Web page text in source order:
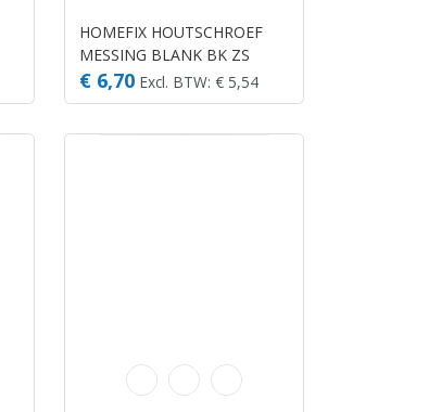
HOMEFIX HOUTSCHROEF
MESSING BLANK BK ZS
3.5X20 (25)
€ 6,70 Excl. BTW: € 5,54